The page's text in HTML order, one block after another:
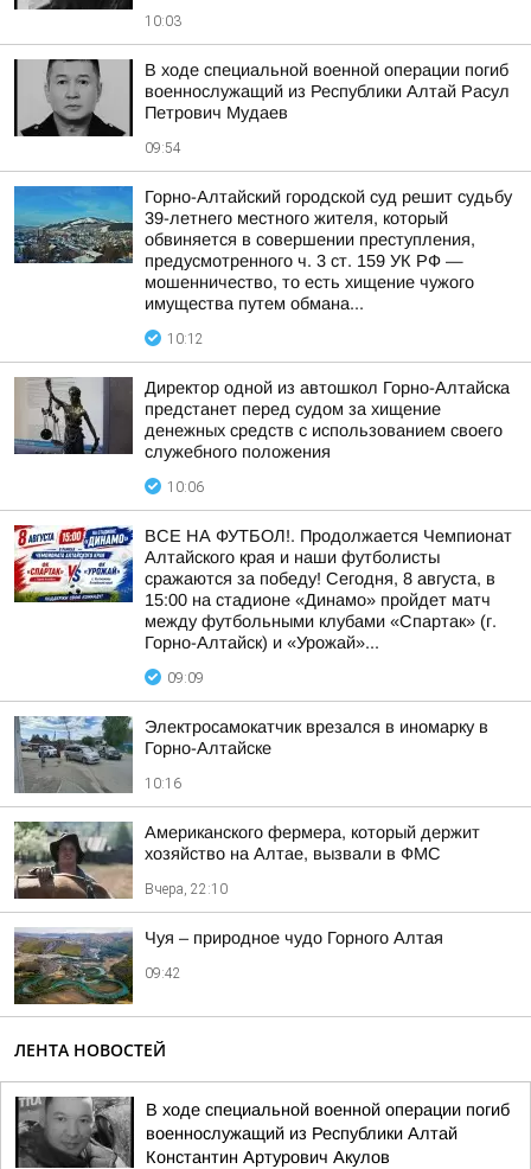
10:03
В ходе специальной военной операции погиб
военнослужащий из Республики Алтай Расул
Петрович Мудаев
09:54
Горно-Алтайский городской суд решит судьбу
39-летнего местного жителя, который
обвиняется в совершении преступления,
предусмотренного ч. 3 ст. 159 УК РФ —
мошенничество, то есть хищение чужого
имущества путем обмана...
10:12
Директор одной из автошкол Горно-Алтайска
предстанет перед судом за хищение
денежных средств с использованием своего
служебного положения
10:06
ВСЕ НА ФУТБОЛ!. Продолжается Чемпионат
Алтайского края и наши футболисты
сражаются за победу! Сегодня, 8 августа, в
15:00 на стадионе «Динамо» пройдет матч
между футбольными клубами «Спартак» (г.
Горно-Алтайск) и «Урожай»...
09:09
Электросамокатчик врезался в иномарку в
Горно-Алтайске
10:16
Американского фермера, который держит
хозяйство на Алтае, вызвали в ФМС
Вчера, 22:10
Чуя – природное чудо Горного Алтая
09:42
ЛЕНТА НОВОСТЕЙ
В ходе специальной военной операции погиб
военнослужащий из Республики Алтай
Константин Артурович Акулов